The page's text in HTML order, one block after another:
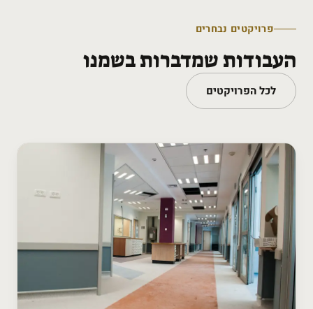
פרויקטים נבחרים
העבודות שמדברות בשמנו
לכל הפרויקטים